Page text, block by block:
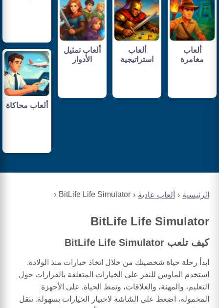
الرئيسية ألعاب عادية BitLife Life Simulator
BitLife Life Simulator
كيف تلعب BitLife Life Simulator
ابدأ رحلة حياة شخصيتك من خلال اتخاذ خيارات منذ الولادة.
استخدم الماوس للنقر على الخيارات المتعلقة بالقرارات حول
التعليم، والمهنة، والعلاقات، ونمط الحياة. على الأجهزة
المحمولة، اضغط على الشاشة لاختيار الخيارات بسهولة. تنقل
ألعاب
مغامرة
ألعاب
استراتيجية
ألعاب تمثيل
الأدوار
ألعاب محاكاة